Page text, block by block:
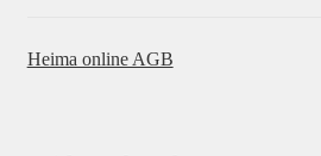
Heima online AGB